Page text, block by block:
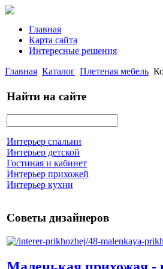
Главная
Карта сайта
Интересные решения
Главная Каталог Плетеная мебель
Найти на сайте
Интерьер спальни
Интерьер детской
Гостиная и кабинет
Интерьер прихожей
Интерьер кухни
Советы дизайнеров